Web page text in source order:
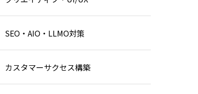
SEO・AIO・LLMO対策
カスタマーサクセス構築